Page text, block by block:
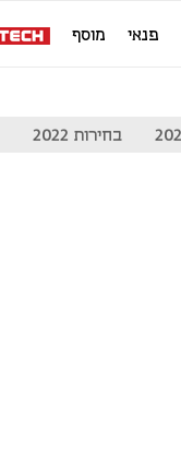
פנאי מוסף
בחירות 2022